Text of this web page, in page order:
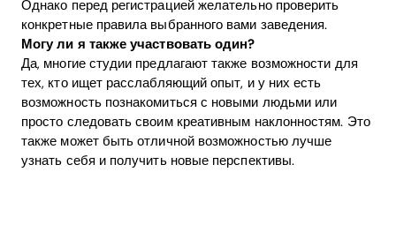
Однако перед регистрацией желательно проверить
конкретные правила выбранного вами заведения.
Могу ли я также участвовать один?
Да, многие студии предлагают также возможности для
тех, кто ищет расслабляющий опыт, и у них есть
возможность познакомиться с новыми людьми или
просто следовать своим креативным наклонностям. Это
также может быть отличной возможностью лучше
узнать себя и получить новые перспективы.